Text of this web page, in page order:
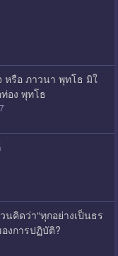
หรือ ภาวนา พุทโธ มิใ
อง พุทโธ
คิดว่า“ทุกอย่างเป็นธร
งการปฏิบัติ?